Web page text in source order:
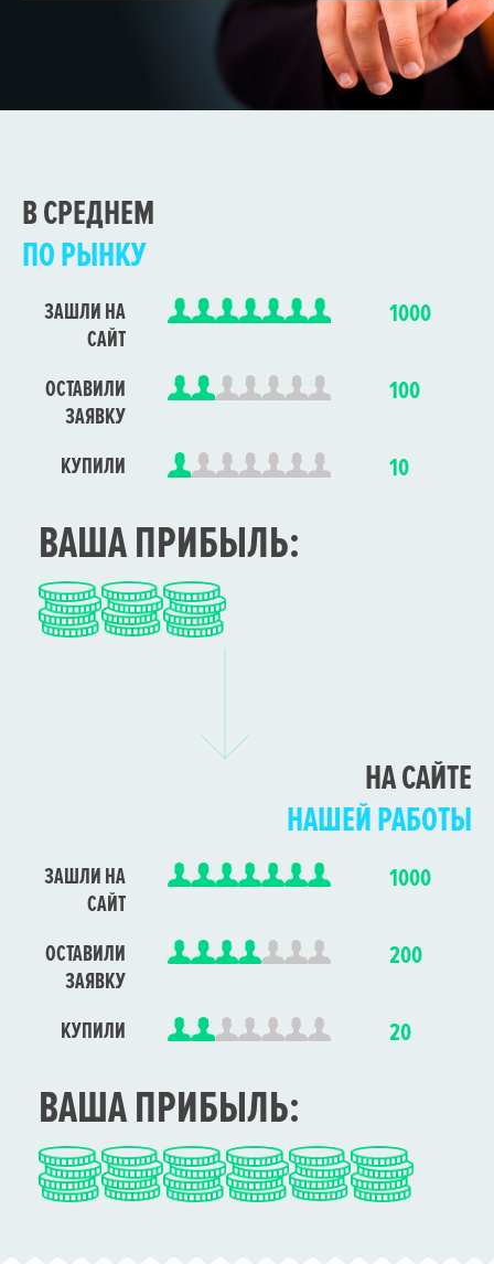
В СРЕДНЕМ
ПО РЫНКУ
ЗАШЛИ НА
САЙТ
1000
ОСТАВИЛИ
ЗАЯВКУ
100
КУПИЛИ 10
ВАША ПРИБЫЛЬ:
НА САЙТЕ
НАШЕЙ РАБОТЫ
ЗАШЛИ НА
САЙТ
1000
ОСТАВИЛИ
ЗАЯВКУ
200
КУПИЛИ 20
ВАША ПРИБЫЛЬ: